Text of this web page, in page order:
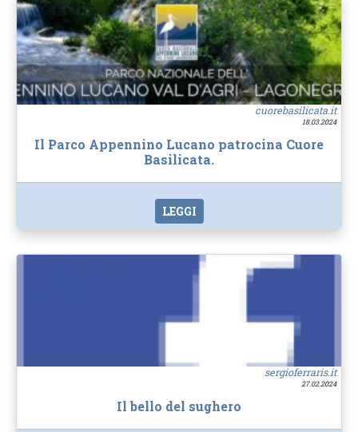
cuorebasilicata.it
18.03.2024
Il Parco Appennino Lucano patrocina Cuore
Basilicata.
LEGGI
sergioferraris.it
27.02.2024
Il bello del sughero